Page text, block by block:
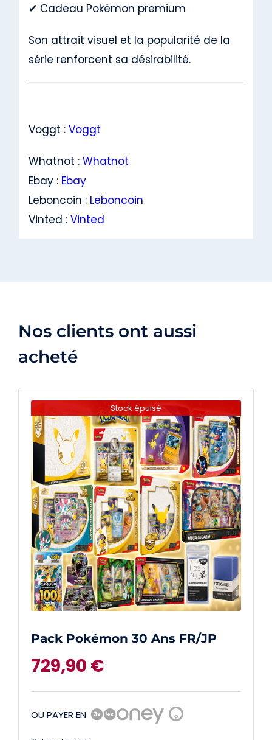
✔ Cadeau Pokémon premium
Son attrait visuel et la popularité de la
série renforcent sa désirabilité.
Voggt : Voggt
Whatnot : Whatnot
Ebay : Ebay
Leboncoin : Leboncoin
Vinted : Vinted
Nos clients ont aussi
acheté
Stock épuisé
Pack Pokémon 30 Ans FR/JP
729,90 €
OU PAYER EN ?